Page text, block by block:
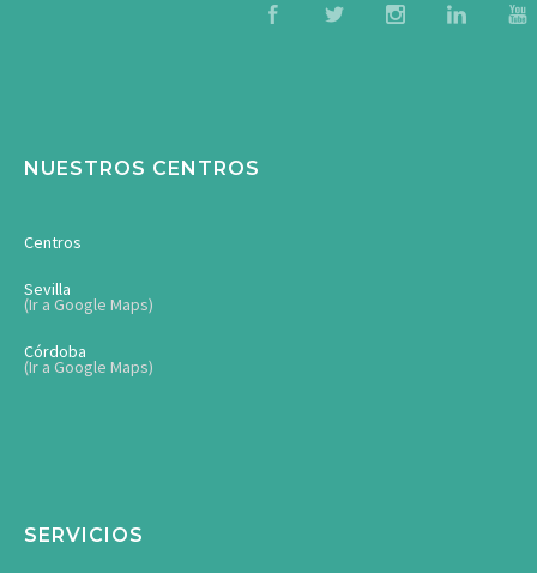
NUESTROS CENTROS
Centros
Sevilla
(Ir a Google Maps)
Córdoba
(Ir a Google Maps)
SERVICIOS